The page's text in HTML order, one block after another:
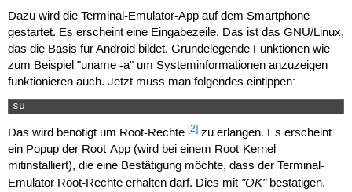
busybox mkdir /data/local/mnt
busybox mkdir /data/local/mnt/proc
busybox mkdir /data/local/mnt/sys
busybox mkdir /data/local/mnt/dev
busybox mkdir /data/local/mnt/dev/pts
busybox mkdir /data/local/mnt/sdcard
busybox mkdir /data/local/mnt/external_sd
# create a loop far, far away and mount
Dazu wird die Terminal-Emulator-App auf dem Smartphone
gestartet. Es erscheint eine Eingabezeile. Das ist das GNU/Linux,
das die Basis für Android bildet. Grundelegende Funktionen wie
zum Beispiel "uname -a" um Systeminformationen anzuzeigen
funktionieren auch. Jetzt muss man folgendes eintippen:
su
Das wird benötigt um Root-Rechte [2]zu erlangen. Es erscheint
ein Popup der Root-App (wird bei einem Root-Kernel
mitinstalliert), die eine Bestätigung möchte, dass der Terminal-
Emulator Root-Rechte erhalten darf. Dies mit "OK"bestätigen.